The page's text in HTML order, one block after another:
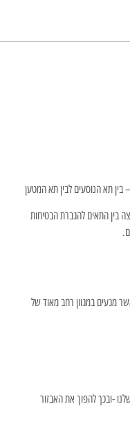
תא הנוסעים לבין תא המטען
בין התאים להגברת הבטיחות
מגעים במגוון רחב מאוד של
-ובכך להפוך את האבזור